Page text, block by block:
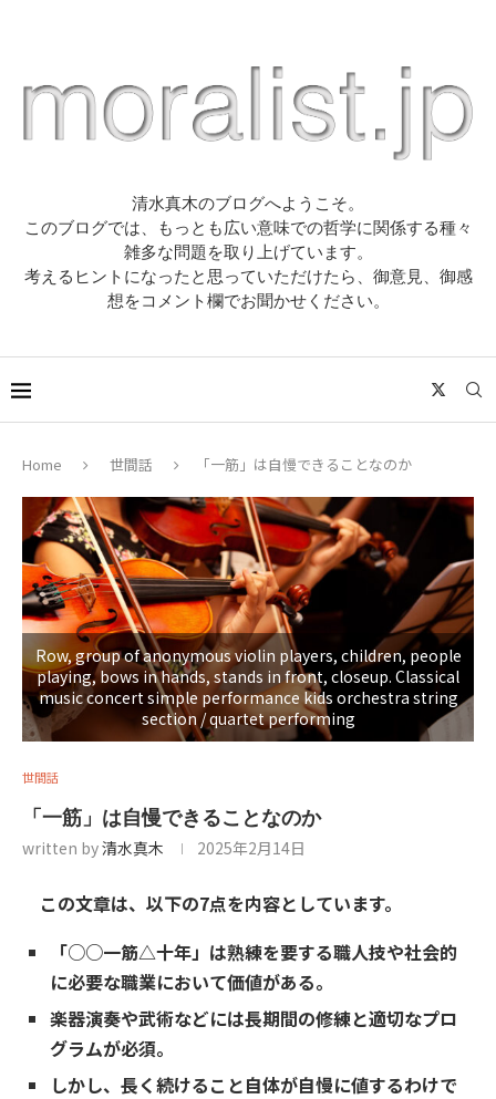
清水真木のブログへようこそ。
このブログでは、もっとも広い意味での哲学に関係する種々
雑多な問題を取り上げています。
考えるヒントになったと思っていただけたら、御意見、御感
想をコメント欄でお聞かせください。
Home 世間話 「一筋」は自慢できることなのか
Row, group of anonymous violin players, children, people
playing, bows in hands, stands in front, closeup. Classical
music concert simple performance kids orchestra string
section / quartet performing
世間話
「一筋」は自慢できることなのか
written by清水真木 2025年2月14日
この文章は、以下の7点を内容としています。
「○○一筋△十年」は熟練を要する職人技や社会的
に必要な職業において価値がある。
楽器演奏や武術などには長期間の修練と適切なプロ
グラムが必須。
しかし、長く続けること自体が自慢に値するわけで